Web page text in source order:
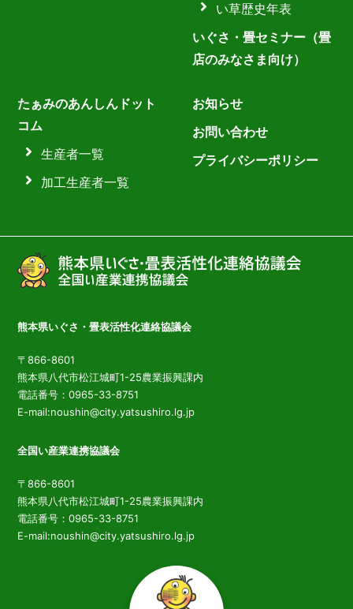
い草歴史年表
いぐさ・畳セミナー（畳
店のみなさま向け）
たぁみのあんしんドット
コム
生産者一覧
加工生産者一覧
お知らせ
お問い合わせ
プライバシーポリシー
熊本県いぐさ・畳表活性化連絡協議会
〒866-8601
熊本県八代市松江城町1-25農業振興課内
電話番号：0965-33-8751
E-mail:noushin@city.yatsushiro.lg.jp
全国い産業連携協議会
〒866-8601
熊本県八代市松江城町1-25農業振興課内
電話番号：0965-33-8751
E-mail:noushin@city.yatsushiro.lg.jp